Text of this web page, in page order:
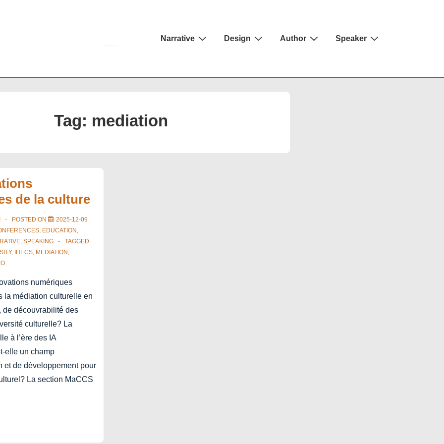
Main
Narrative Design Author Speaker
Tag: mediation
de la culture
POSTED ON
2025-12-09
, EDUCATION ,
, SPEAKING
TAGGED
, IHECS, MEDIATION ,
numériques
la médiation culturelle en
de découvrabilité des
culturelle? La
à l’ère des IA
elle un champ
et de développement pour
La section MaCCS